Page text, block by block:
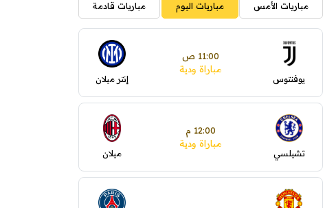
مباريات الأمس مباريات اليوم مباريات قادمة
يوفنتوس
11:00 ص
مباراة ودية
إنتر ميلان
تشيلسي
12:00 م
مباراة ودية
ميلان